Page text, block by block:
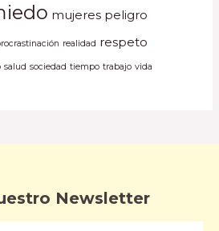
mujeres peligro
realidad respeto
salud sociedad tiempo trabajo vida
Newsletter